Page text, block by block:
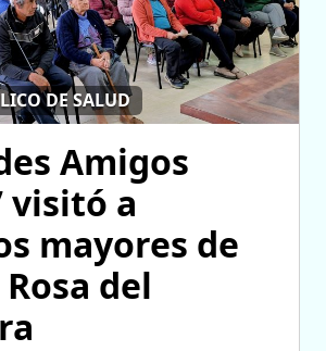
DE SALUD
Amigos
visitó a
mayores de
del